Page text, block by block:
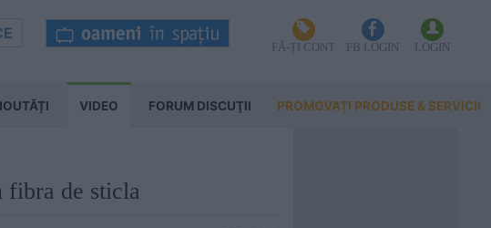
FĂ-ȚI CONT FB LOGIN LOGIN
VIDEO FORUM DISCUŢII PROMOVAȚI PRODUSE & SERVICII
fibra de sticla